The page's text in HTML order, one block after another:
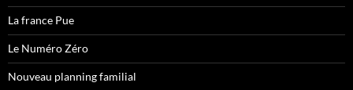
La france Pue
Le Numéro Zéro
Nouveau planning familial